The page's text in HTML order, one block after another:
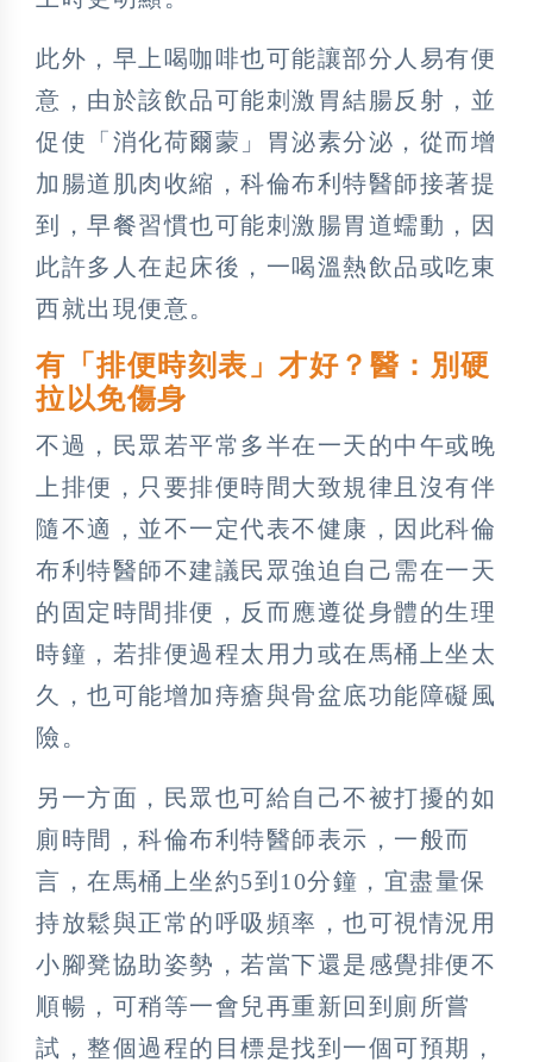
此外，早上喝咖啡也可能讓部分人易有便
意，由於該飲品可能刺激胃結腸反射，並
促使「消化荷爾蒙」胃泌素分泌，從而增
加腸道肌肉收縮，科倫布利特醫師接著提
到，早餐習慣也可能刺激腸胃道蠕動，因
此許多人在起床後，一喝溫熱飲品或吃東
西就出現便意。
有「排便時刻表」才好？醫：別硬
拉以免傷身
不過，民眾若平常多半在一天的中午或晚
上排便，只要排便時間大致規律且沒有伴
隨不適，並不一定代表不健康，因此科倫
布利特醫師不建議民眾強迫自己需在一天
的固定時間排便，反而應遵從身體的生理
時鐘，若排便過程太用力或在馬桶上坐太
久，也可能增加痔瘡與骨盆底功能障礙風
險。
另一方面，民眾也可給自己不被打擾的如
廁時間，科倫布利特醫師表示，一般而
言，在馬桶上坐約5到10分鐘，宜盡量保
持放鬆與正常的呼吸頻率，也可視情況用
小腳凳協助姿勢，若當下還是感覺排便不
順暢，可稍等一會兒再重新回到廁所嘗
試，整個過程的目標是找到一個可預期，